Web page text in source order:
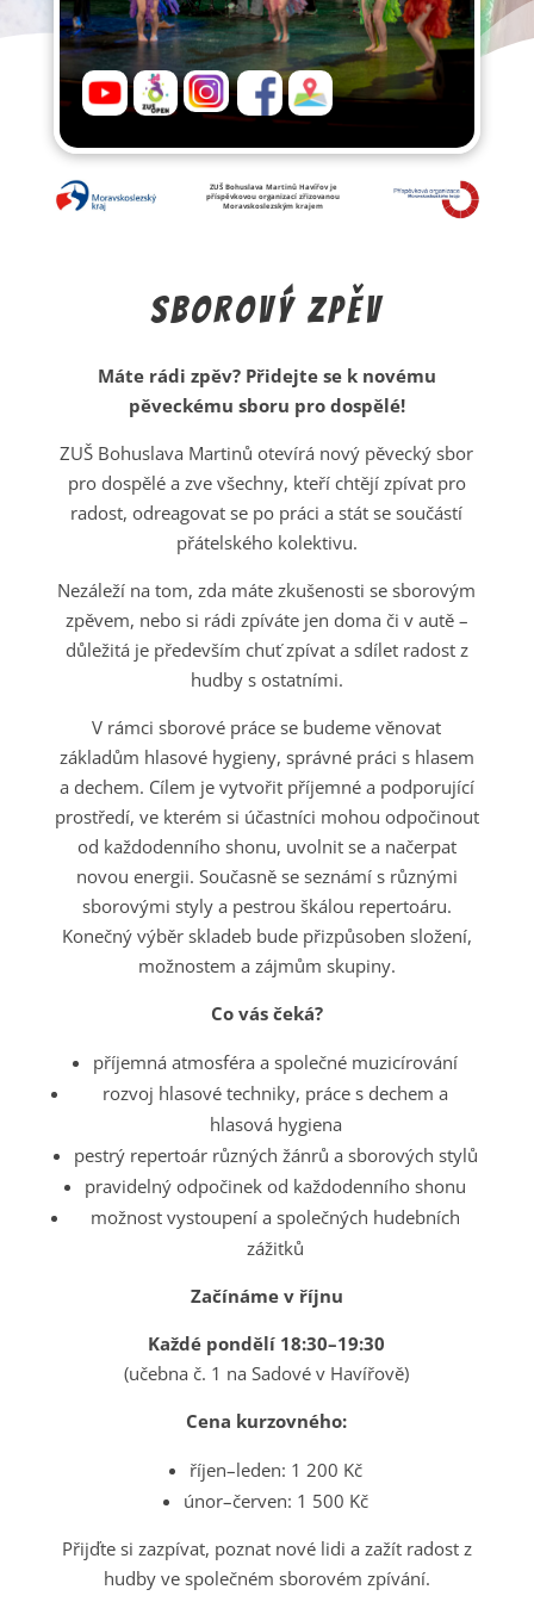
ZUŠ Bohuslava Martinů Havířov je
příspěvkovou organizací zřizovanou
Moravskoslezským krajem
Sborový zpěv
Máte rádi zpěv? Přidejte se k novému
pěveckému sboru pro dospělé!
ZUŠ Bohuslava Martinů otevírá nový pěvecký sbor
pro dospělé a zve všechny, kteří chtějí zpívat pro
radost, odreagovat se po práci a stát se součástí
přátelského kolektivu.
Nezáleží na tom, zda máte zkušenosti se sborovým
zpěvem, nebo si rádi zpíváte jen doma či v autě –
důležitá je především chuť zpívat a sdílet radost z
hudby s ostatními.
V rámci sborové práce se budeme věnovat
základům hlasové hygieny, správné práci s hlasem
a dechem. Cílem je vytvořit příjemné a podporující
prostředí, ve kterém si účastníci mohou odpočinout
od každodenního shonu, uvolnit se a načerpat
novou energii. Současně se seznámí s různými
sborovými styly a pestrou škálou repertoáru.
Konečný výběr skladeb bude přizpůsoben složení,
možnostem a zájmům skupiny.
Co vás čeká?
příjemná atmosféra a společné muzicírování
rozvoj hlasové techniky, práce s dechem a
hlasová hygiena
pestrý repertoár různých žánrů a sborových stylů
pravidelný odpočinek od každodenního shonu
možnost vystoupení a společných hudebních
zážitků
Začínáme v říjnu
Každé pondělí 18:30–19:30
(učebna č. 1 na Sadové v Havířově)
Cena kurzovného:
říjen–leden: 1 200 Kč
únor–červen: 1 500 Kč
Přijďte si zazpívat, poznat nové lidi a zažít radost z
hudby ve společném sborovém zpívání.